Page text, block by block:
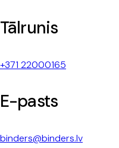
Tālrunis
+371 22000165
E-pasts
binders@binders.lv